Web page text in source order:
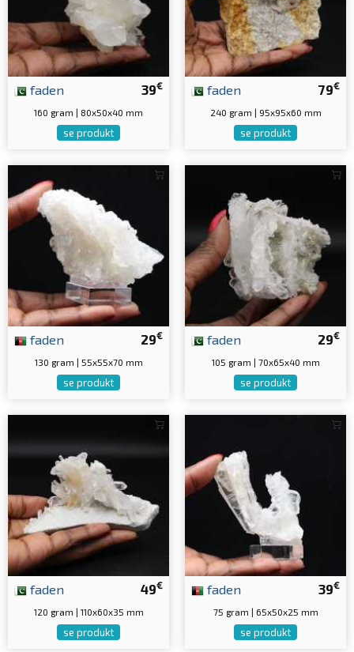
39€
faden
160 gram | 80x50x40 mm
se produkt
79€
faden
240 gram | 95x95x60 mm
se produkt
29€
faden
130 gram | 55x55x70 mm
se produkt
29€
faden
105 gram | 70x65x40 mm
se produkt
49€
faden
120 gram | 110x60x35 mm
se produkt
39€
faden
75 gram | 65x50x25 mm
se produkt